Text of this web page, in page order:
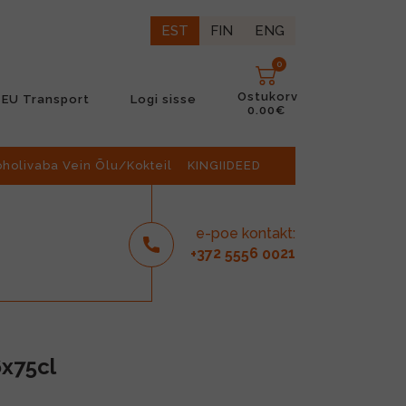
EST FIN ENG
EU Transport Logi sisse
0
Ostukorv
0.00€
Vein Õlu/Kokteil KINGIIDEED
e-poe kontakt:
+372 5556 0021